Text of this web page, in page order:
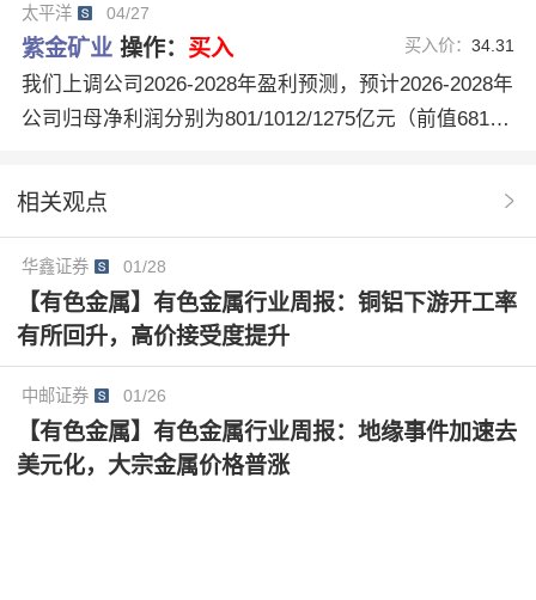
10.27/9.82/8.51。综上，维持“买入”评级。
太平洋 04/27
紫金矿业 操作： 买入 买入价：34.31
我们上调公司2026-2028年盈利预测，预计2026-2028年
公司归母净利润分别为801/1012/1275亿元（前值681/8
业，全球化布局能力突出、成长确定性强、成本管控能
充分受益于行业高景气度，维持“买入”评级。
相关观点
华鑫证券 01/28
【有色金属】有色金属行业周报：铜铝下游开工率
有所回升，高价接受度提升
中邮证券 01/26
【有色金属】有色金属行业周报：地缘事件加速去
美元化，大宗金属价格普涨